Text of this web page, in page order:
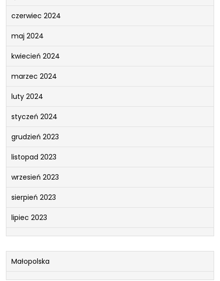
czerwiec 2024
maj 2024
kwiecień 2024
marzec 2024
luty 2024
styczeń 2024
grudzień 2023
listopad 2023
wrzesień 2023
sierpień 2023
lipiec 2023
Małopolska